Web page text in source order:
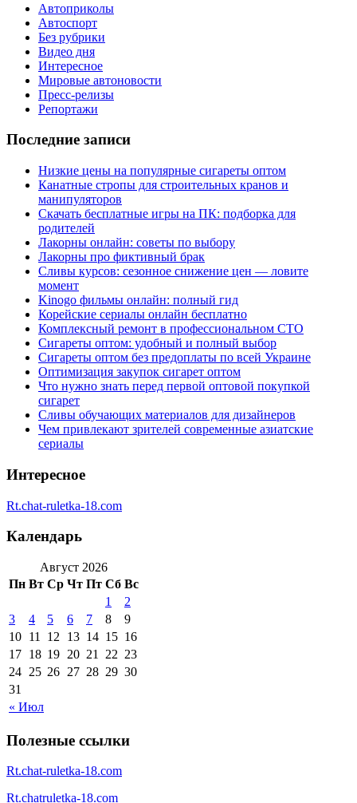
Автоприколы
Автоспорт
Без рубрики
Видео дня
Интересное
Мировые автоновости
Пресс-релизы
Репортажи
Последние записи
Низкие цены на популярные сигареты оптом
Канатные стропы для строительных кранов и
манипуляторов
Скачать бесплатные игры на ПК: подборка для
родителей
Лакорны онлайн: советы по выбору
Лакорны про фиктивный брак
Сливы курсов: сезонное снижение цен — ловите
момент
Kinogo фильмы онлайн: полный гид
Корейские сериалы онлайн бесплатно
Комплексный ремонт в профессиональном СТО
Сигареты оптом: удобный и полный выбор
Сигареты оптом без предоплаты по всей Украине
Оптимизация закупок сигарет оптом
Что нужно знать перед первой оптовой покупкой
сигарет
Сливы обучающих материалов для дизайнеров
Чем привлекают зрителей современные азиатские
сериалы
Интересное
Rt.chat-ruletka-18.com
Календарь
Август 2026
Пн Вт Ср Чт Пт Сб Вс
« Июл
1
2
3
4 5 6 7 8
9
10 11 12 13 14 15 16
17 18 19 20 21 22 23
24 25 26 27 28 29 30
31
Полезные ссылки
Rt.chat-ruletka-18.com
Rt.chatruletka-18.com